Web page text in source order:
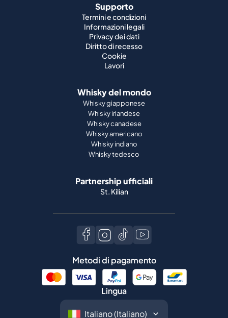
Supporto
Termini e condizioni
Informazioni legali
Privacy dei dati
Diritto di recesso
Cookie
Lavori
Whisky del mondo
Whisky giapponese
Whisky irlandese
Whisky canadese
Whisky americano
Whisky indiano
Whisky tedesco
Partnership ufficiali
St. Kilian
Metodi di pagamento
Lingua